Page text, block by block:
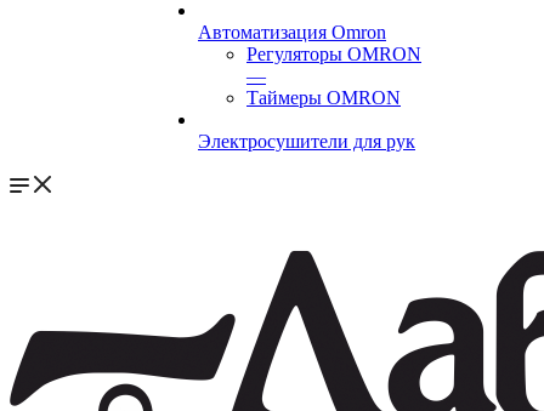
Автоматизация Omron
Регуляторы OMRON
—
Таймеры OMRON
Электросушители для рук